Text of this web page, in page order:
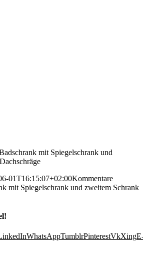
mit Spiegelschrank und
01T16:15:07+02:00Kommentare
mit Spiegelschrank und zweitem Schrank
WhatsAppTumblrPinterestVkXing